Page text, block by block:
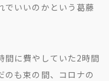
でいいのかという葛藤
間に費やしていた2時間
のも束の間、コロナの